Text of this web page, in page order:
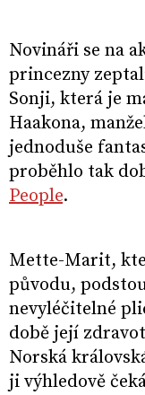
Novináři se na
princezny
Sonji, která je
Haakona,
jednoduše
proběhlo tak
People.
Mette-Marit,
původu,
nevyléčitelné
době její
Norská
ji výhledově